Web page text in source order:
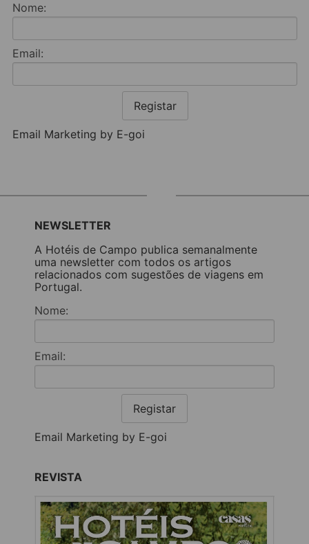
Nome:
Email:
Registar
Email Marketing by E-goi
NEWSLETTER
A Hotéis de Campo publica semanalmente
uma newsletter com todos os artigos
relacionados com sugestões de viagens em
Portugal.
Nome:
Email:
Registar
Email Marketing by E-goi
REVISTA